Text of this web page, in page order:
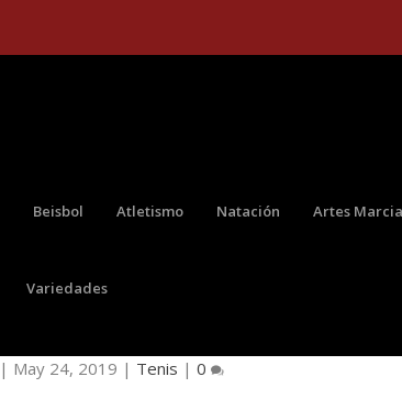
Beisbol Atletismo Natación Artes
Variedades
| May 24, 2019 | Tenis | 0